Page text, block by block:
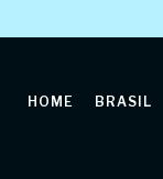
HOME BRASIL